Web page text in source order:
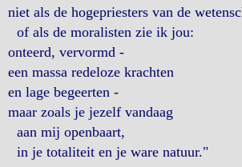
niet als de hogepriesters van de
of als de moralisten zie ik jou:
onteerd, vervormd -
een massa redeloze krachten
en lage begeerten -
maar zoals je jezelf vandaag
aan mij openbaart,
in je totaliteit en je ware natuur."